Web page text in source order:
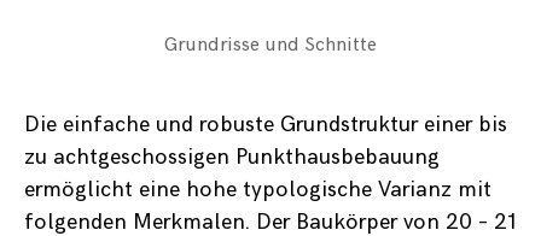
Grundrisse und Schnitte
Die einfache und robuste Grundstruktur einer bis
zu achtgeschossigen Punkthausbebauung
ermöglicht eine hohe typologische Varianz mit
folgenden Merkmalen. Der Baukörper von 20 – 21